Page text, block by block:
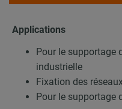
Applications
Pour le supportage
industrielle
Fixation des
Pour le supportage